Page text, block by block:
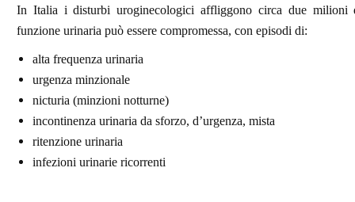
In Italia i disturbi uroginecologici affliggono circa due milioni
funzione urinaria può essere compromessa, con episodi di:
alta frequenza urinaria
urgenza minzionale
nicturia (minzioni notturne)
incontinenza urinaria da sforzo, d’urgenza, mista
ritenzione urinaria
infezioni urinarie ricorrenti